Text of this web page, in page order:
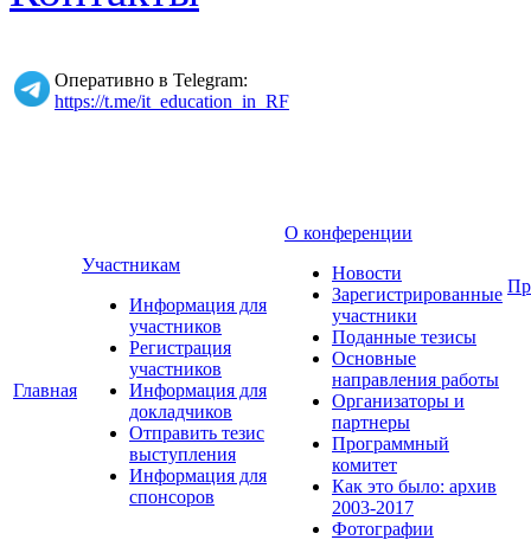
Оперативно в Telegram:
https://t.me/it_education_in_RF
Главная
Участникам
Информация для
участников
Регистрация
участников
Информация для
докладчиков
Отправить тезис
выступления
Информация для
спонсоров
О конференции
Новости
Зарегистрированные
участники
Поданные тезисы
Основные
направления работы
Организаторы и
партнеры
Программный
комитет
Как это было: архив
2003-2017
Фотографии